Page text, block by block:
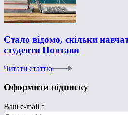
Стало відомо, скільки
студенти Полтави
Читати статтю
Оформити підписку
Ваш e-mail *